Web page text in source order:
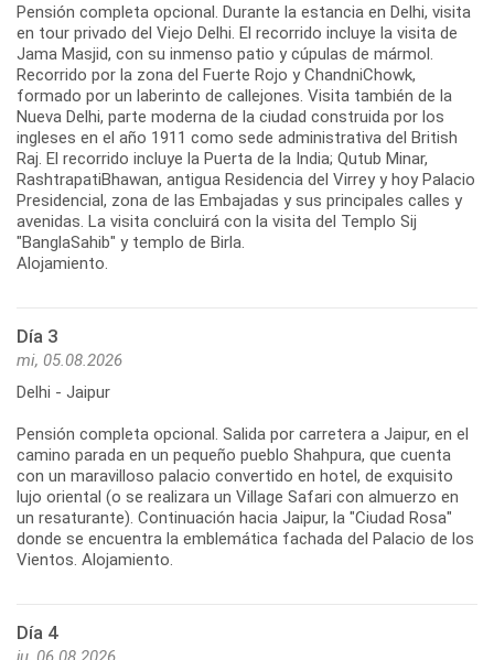
Pensión completa opcional. Durante la estancia en Delhi, visita
en tour privado del Viejo Delhi. El recorrido incluye la visita de
Jama Masjid, con su inmenso patio y cúpulas de mármol.
Recorrido por la zona del Fuerte Rojo y ChandniChowk,
formado por un laberinto de callejones. Visita también de la
Nueva Delhi, parte moderna de la ciudad construida por los
ingleses en el año 1911 como sede administrativa del British
Raj. El recorrido incluye la Puerta de la India; Qutub Minar,
RashtrapatiBhawan, antigua Residencia del Virrey y hoy Palacio
Presidencial, zona de las Embajadas y sus principales calles y
avenidas. La visita concluirá con la visita del Templo Sij
"BanglaSahib" y templo de Birla.
Alojamiento.
Día 3
mi, 05.08.2026
Delhi - Jaipur
Pensión completa opcional. Salida por carretera a Jaipur, en el
camino parada en un pequeño pueblo Shahpura, que cuenta
con un maravilloso palacio convertido en hotel, de exquisito
lujo oriental (o se realizara un Village Safari con almuerzo en
un resaturante). Continuación hacia Jaipur, la "Ciudad Rosa"
donde se encuentra la emblemática fachada del Palacio de los
Vientos. Alojamiento.
Día 4